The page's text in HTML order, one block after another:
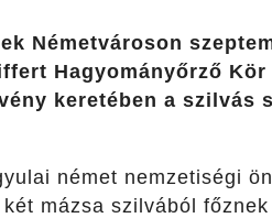
Németvároson
Hagyományőrző
keretében a szilvás
német nemzetiségi
két mázsa szilvából